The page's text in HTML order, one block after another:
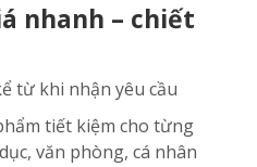
nhanh – chiết
từ khi nhận yêu cầu
tiết kiệm cho từng
văn phòng, cá nhân